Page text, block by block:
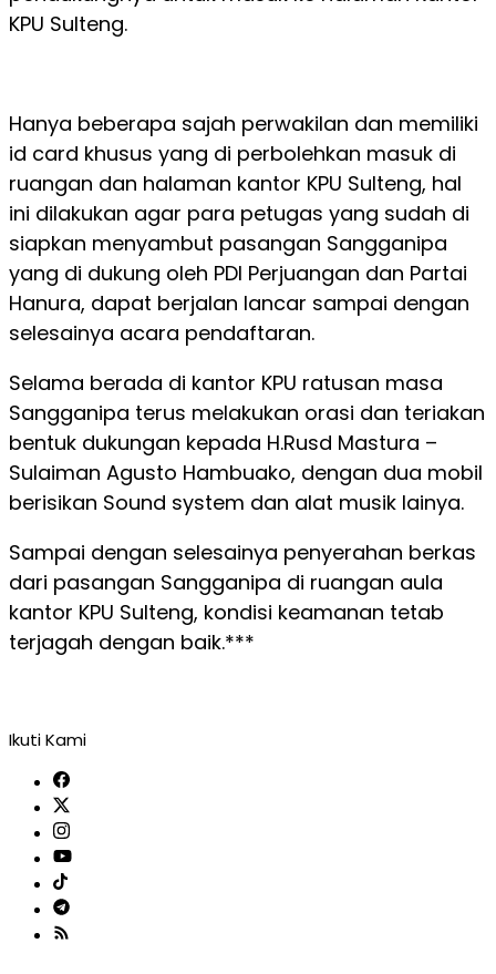
KPU Sulteng.
Hanya beberapa sajah perwakilan dan memiliki
id card khusus yang di perbolehkan masuk di
ruangan dan halaman kantor KPU Sulteng, hal
ini dilakukan agar para petugas yang sudah di
siapkan menyambut pasangan Sangganipa
yang di dukung oleh PDI Perjuangan dan Partai
Hanura, dapat berjalan lancar sampai dengan
selesainya acara pendaftaran.
Selama berada di kantor KPU ratusan masa
Sangganipa terus melakukan orasi dan teriakan
bentuk dukungan kepada H.Rusd Mastura –
Sulaiman Agusto Hambuako, dengan dua mobil
berisikan Sound system dan alat musik lainya.
Sampai dengan selesainya penyerahan berkas
dari pasangan Sangganipa di ruangan aula
kantor KPU Sulteng, kondisi keamanan tetab
terjagah dengan baik.***
Ikuti Kami